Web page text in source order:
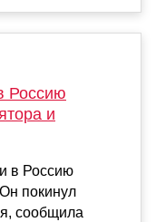
Россию
и
в Россию
покинул
сообщила